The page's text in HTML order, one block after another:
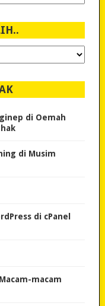
di Oemah
di Musim
di cPanel
macam